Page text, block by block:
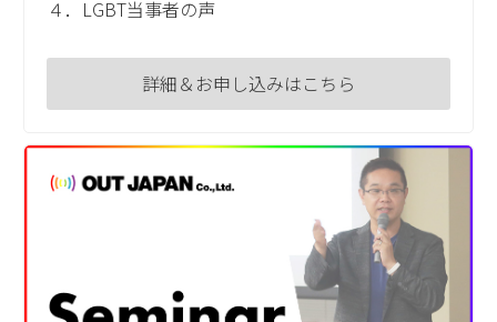
４．LGBT当事者の声
詳細＆お申し込みはこちら